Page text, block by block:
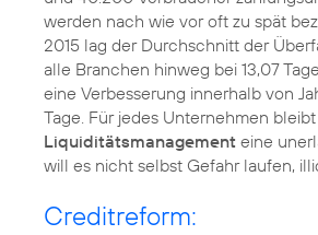
werden nach wie vor oft zu spät
2015 lag der Durchschnitt der
alle Branchen hinweg bei 13,07
eine Verbesserung innerhalb von
Tage. Für jedes Unternehmen
Liquiditätsmanagement eine
will es nicht selbst Gefahr laufen,
Creditreform: